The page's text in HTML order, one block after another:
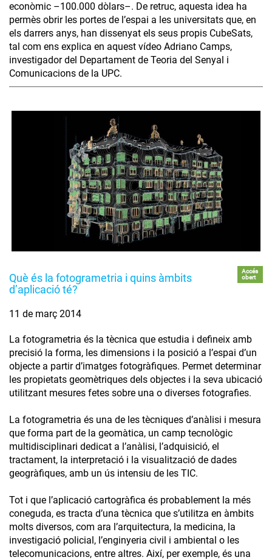
econòmic –100.000 dòlars–. De retruc, aquesta idea ha
permès obrir les portes de l’espai a les universitats que, en
els darrers anys, han dissenyat els seus propis CubeSats,
tal com ens explica en aquest vídeo Adriano Camps,
investigador del Departament de Teoria del Senyal i
Comunicacions de la UPC.
Què és la fotogrametria i quins àmbits
d’aplicació té?
Accés
obert
11 de març 2014
La fotogrametria és la tècnica que estudia i defineix amb
precisió la forma, les dimensions i la posició a l’espai d’un
objecte a partir d’imatges fotogràfiques. Permet determinar
les propietats geomètriques dels objectes i la seva ubicació
utilitzant mesures fetes sobre una o diverses fotografies.
La fotogrametria és una de les tècniques d’anàlisi i mesura
que forma part de la geomàtica, un camp tecnològic
multidisciplinari dedicat a l’anàlisi, l’adquisició, el
tractament, la interpretació i la visualització de dades
geogràfiques, amb un ús intensiu de les TIC.
Tot i que l’aplicació cartogràfica és probablement la més
coneguda, es tracta d’una tècnica que s’utilitza en àmbits
molts diversos, com ara l’arquitectura, la medicina, la
investigació policial, l’enginyeria civil i ambiental o les
telecomunicacions, entre altres. Així, per exemple, és una